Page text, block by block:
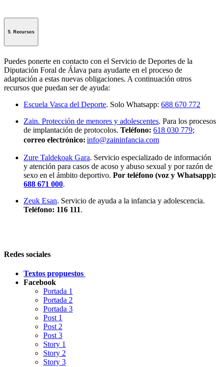
5. Recursos
Puedes ponerte en contacto con el Servicio de Deportes de la
Diputación Foral de Álava para ayudarte en el proceso de
adaptación a estas nuevas obligaciones. A continuación otros
recursos que puedan ser de ayuda:
Escuela Vasca del Deporte. Solo Whatsapp: 688 670 772
Zain. Protección de menores y adolescentes. Para los procesos
de implantación de protocolos. Teléfono: 618 030 779;
correo electrónico: info@zaininfancia.com
Zure Taldekoak Gara. Servicio especializado de información
y atención para casos de acoso y abuso sexual y por razón de
sexo en el ámbito deportivo. Por teléfono (voz y Whatsapp):
688 671 000.
Zeuk Esan. Servicio de ayuda a la infancia y adolescencia.
Teléfono: 116 111.
Redes sociales
Textos propuestos
Facebook
Portada 1
Portada 2
Portada 3
Post 1
Post 2
Post 3
Story 1
Story 2
Story 3